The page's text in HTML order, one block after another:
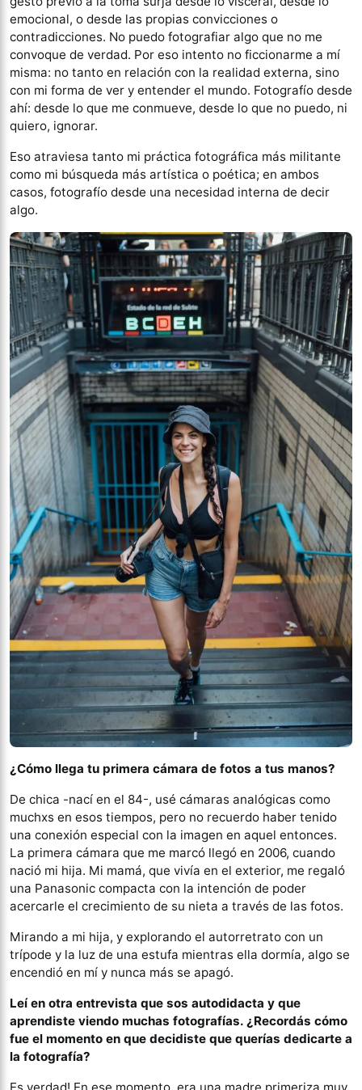
emocional, o desde las propias convicciones o
contradicciones. No puedo fotografiar algo que no me
convoque de verdad. Por eso intento no ficcionarme a mí
misma: no tanto en relación con la realidad externa, sino
con mi forma de ver y entender el mundo. Fotografío desde
ahí: desde lo que me conmueve, desde lo que no puedo, ni
quiero, ignorar.
Eso atraviesa tanto mi práctica fotográfica más militante
como mi búsqueda más artística o poética; en ambos
casos, fotografío desde una necesidad interna de decir
algo.
¿Cómo llega tu primera cámara de fotos a tus manos?
De chica -nací en el 84-, usé cámaras analógicas como
muchxs en esos tiempos, pero no recuerdo haber tenido
una conexión especial con la imagen en aquel entonces.
La primera cámara que me marcó llegó en 2006, cuando
nació mi hija. Mi mamá, que vivía en el exterior, me regaló
una Panasonic compacta con la intención de poder
acercarle el crecimiento de su nieta a través de las fotos.
Mirando a mi hija, y explorando el autorretrato con un
trípode y la luz de una estufa mientras ella dormía, algo se
encendió en mí y nunca más se apagó.
Leí en otra entrevista que sos autodidacta y que
aprendiste viendo muchas fotografías. ¿Recordás cómo
fue el momento en que decidiste que querías dedicarte a
la fotografía?